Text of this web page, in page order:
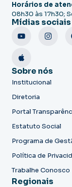
Horários de
08h30 às 17h30;
Mídias sociais
Sobre nós
Institucional
Diretoria
Portal
Estatuto Social
Programa de
Política de
Trabalhe Conosco
Regionais